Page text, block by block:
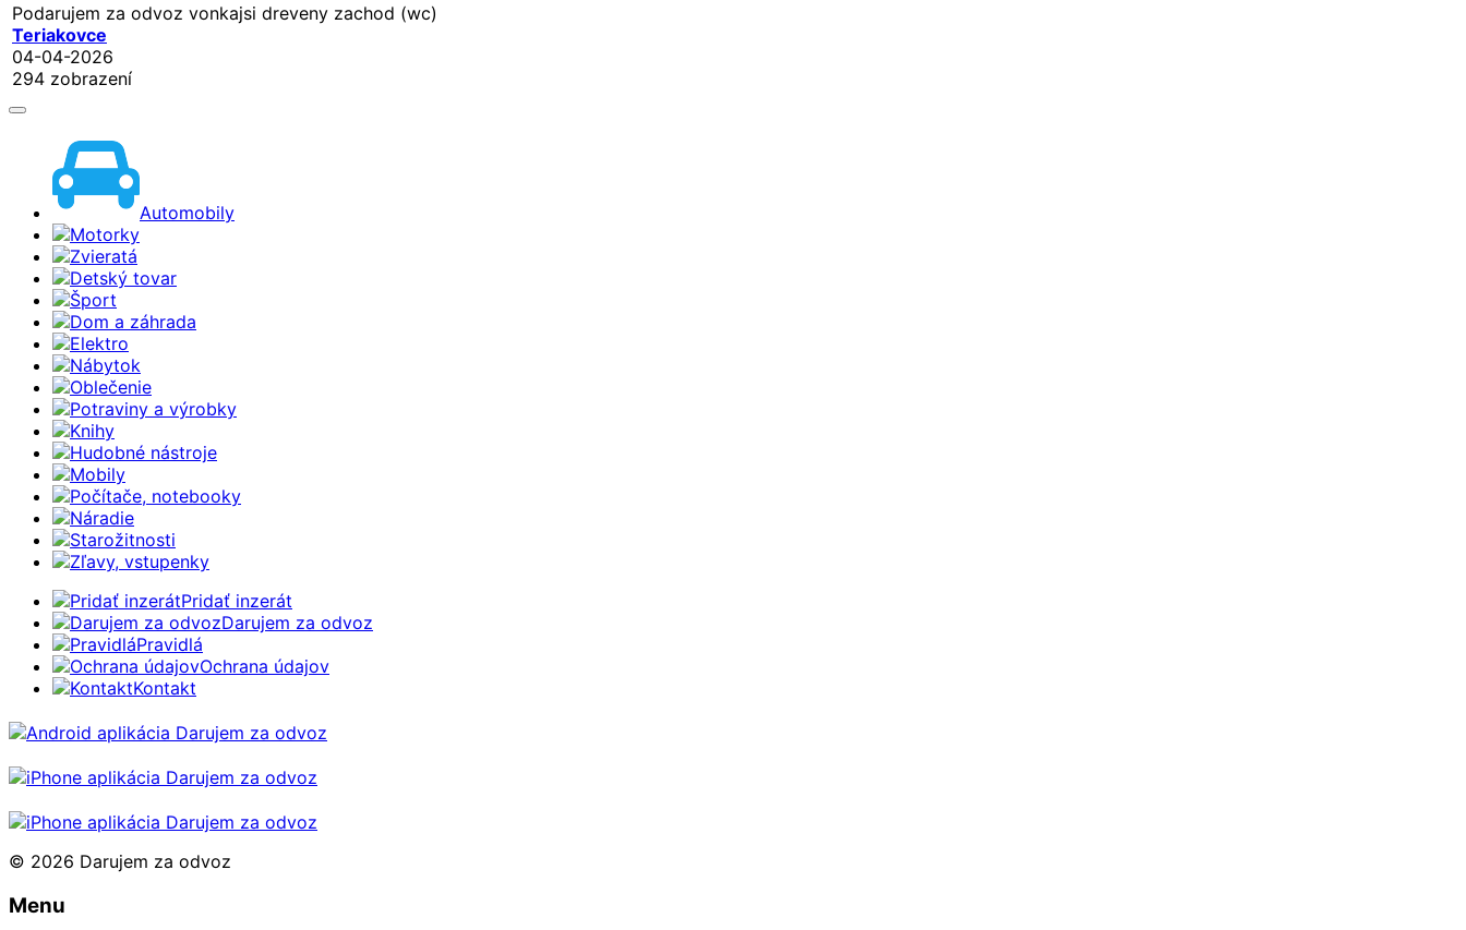
Podarujem za odvoz vonkajsi dreveny zachod (wc)
Teriakovce
04-04-2026
294 zobrazení
Automobily
Motorky
Zvieratá
Detský tovar
Šport
Dom a záhrada
Elektro
Nábytok
Oblečenie
Potraviny a výrobky
Knihy
Hudobné nástroje
Mobily
Počítače, notebooky
Náradie
Starožitnosti
Zľavy, vstupenky
Pridať inzerát
Darujem za odvoz
Pravidlá
Ochrana údajov
Kontakt
© 2026 Darujem za odvoz
Menu